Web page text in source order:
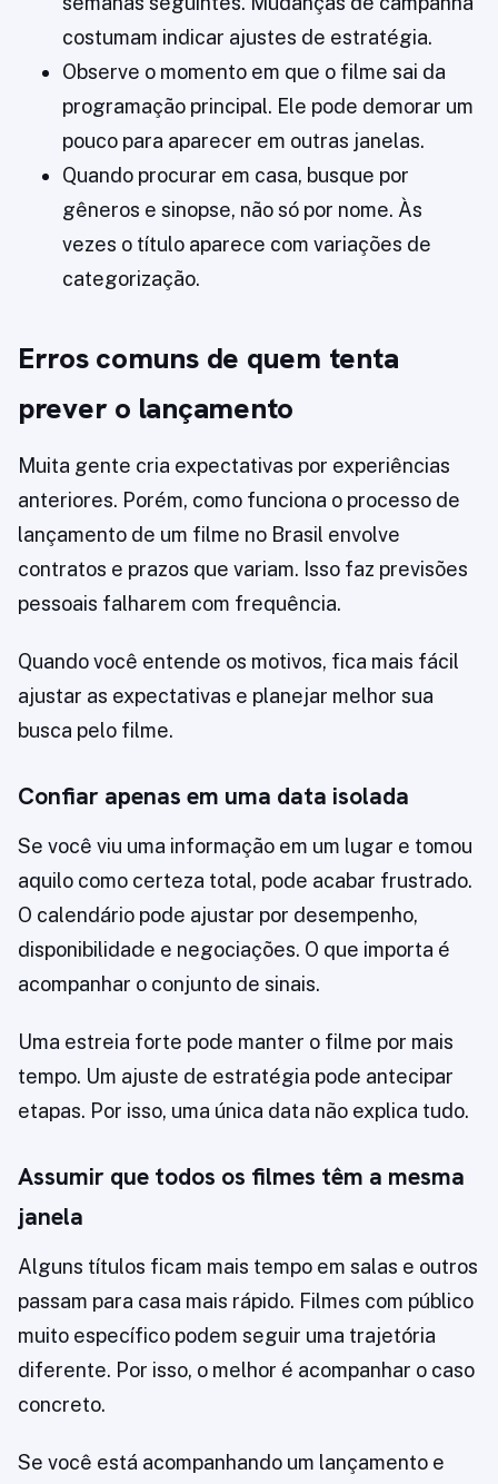
costumam indicar ajustes de estratégia.
Observe o momento em que o filme sai da
programação principal. Ele pode demorar um
pouco para aparecer em outras janelas.
Quando procurar em casa, busque por
gêneros e sinopse, não só por nome. Às
vezes o título aparece com variações de
categorização.
Erros comuns de quem tenta
prever o lançamento
Muita gente cria expectativas por experiências
anteriores. Porém, como funciona o processo de
lançamento de um filme no Brasil envolve
contratos e prazos que variam. Isso faz previsões
pessoais falharem com frequência.
Quando você entende os motivos, fica mais fácil
ajustar as expectativas e planejar melhor sua
busca pelo filme.
Confiar apenas em uma data isolada
Se você viu uma informação em um lugar e tomou
aquilo como certeza total, pode acabar frustrado.
O calendário pode ajustar por desempenho,
disponibilidade e negociações. O que importa é
acompanhar o conjunto de sinais.
Uma estreia forte pode manter o filme por mais
tempo. Um ajuste de estratégia pode antecipar
etapas. Por isso, uma única data não explica tudo.
Assumir que todos os filmes têm a mesma
janela
Alguns títulos ficam mais tempo em salas e outros
passam para casa mais rápido. Filmes com público
muito específico podem seguir uma trajetória
diferente. Por isso, o melhor é acompanhar o caso
concreto.
Se você está acompanhando um lançamento e